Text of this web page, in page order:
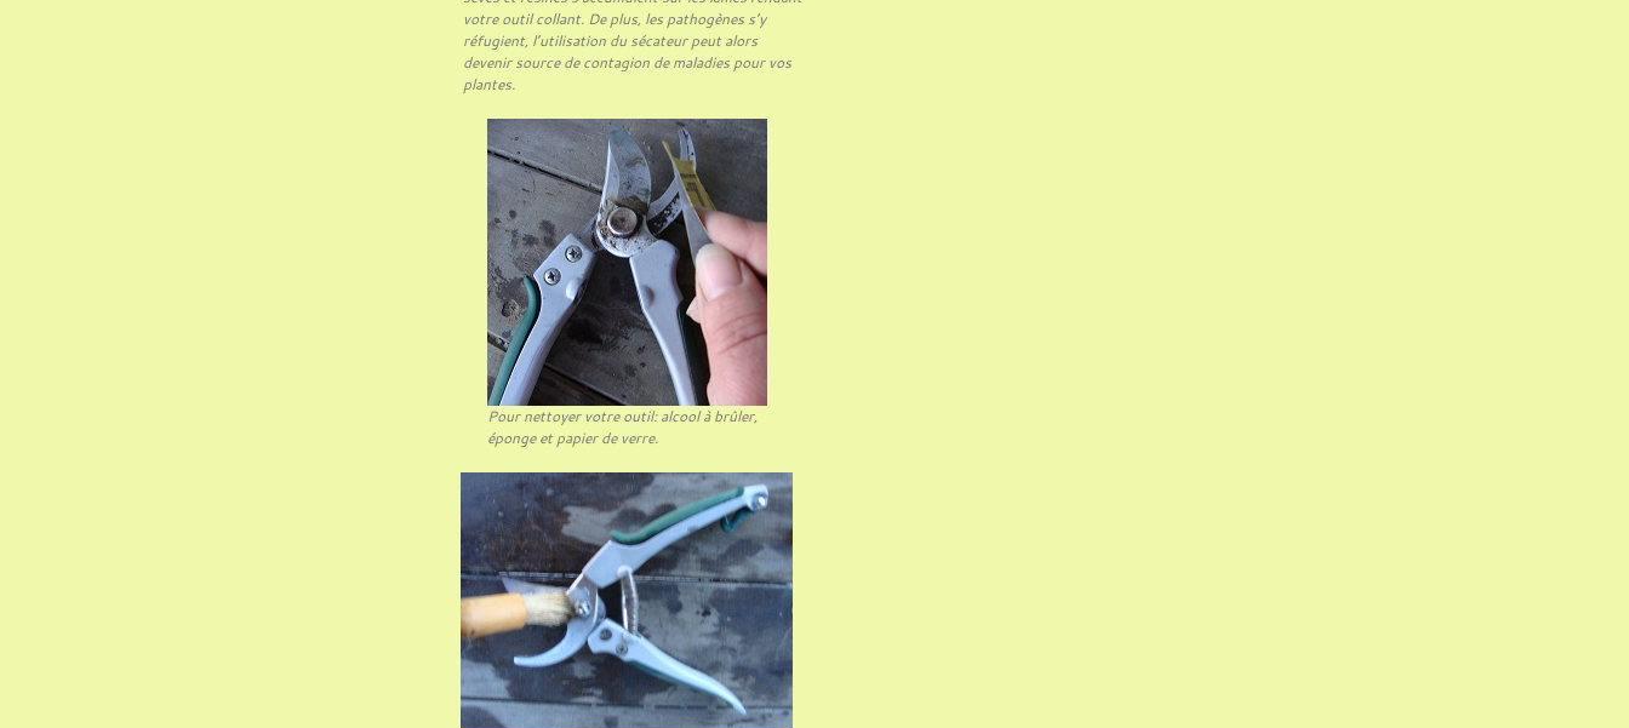
votre outil collant. De plus, les pathogènes s’y
réfugient, l’utilisation du sécateur peut alors
devenir source de contagion de maladies pour vos
plantes.
Pour nettoyer votre outil: alcool à brûler,
éponge et papier de verre.